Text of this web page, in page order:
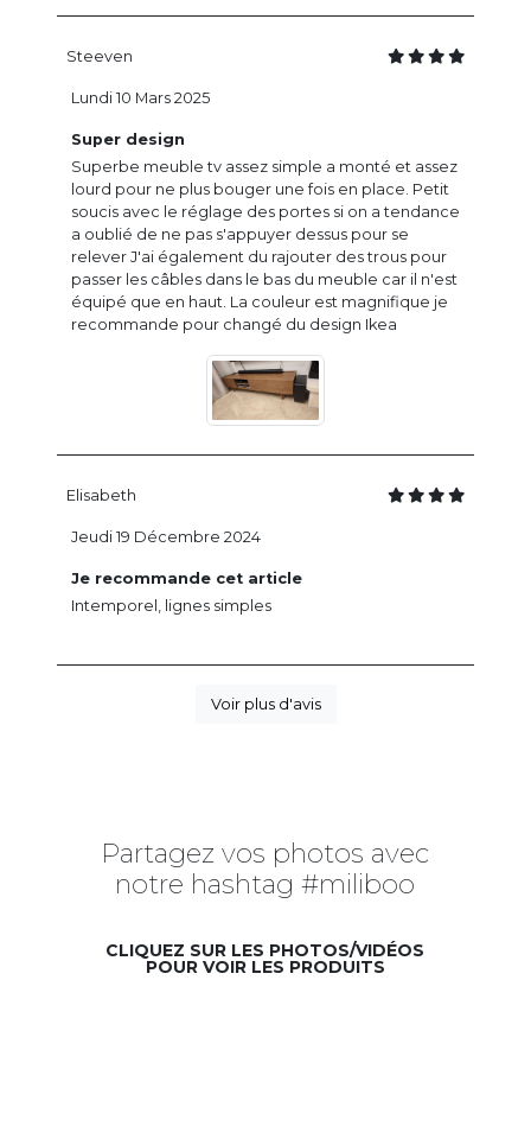
Steeven
Super design
Superbe meuble tv assez simple a monté et assez
lourd pour ne plus bouger une fois en place. Petit
soucis avec le réglage des portes si on a tendance
a oublié de ne pas s'appuyer dessus pour se
relever J'ai également du rajouter des trous pour
passer les câbles dans le bas du meuble car il n'est
équipé que en haut. La couleur est magnifique je
recommande pour changé du design Ikea
Lundi 10 Mars 2025
Elisabeth
Je recommande cet article
Intemporel, lignes simples
Jeudi 19 Décembre 2024
Voir plus d'avis
Partagez vos photos avec
notre hashtag #miliboo
CLIQUEZ SUR LES PHOTOS/VIDÉOS
POUR VOIR LES PRODUITS